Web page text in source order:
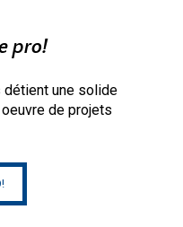
pro!
une solide
de projets